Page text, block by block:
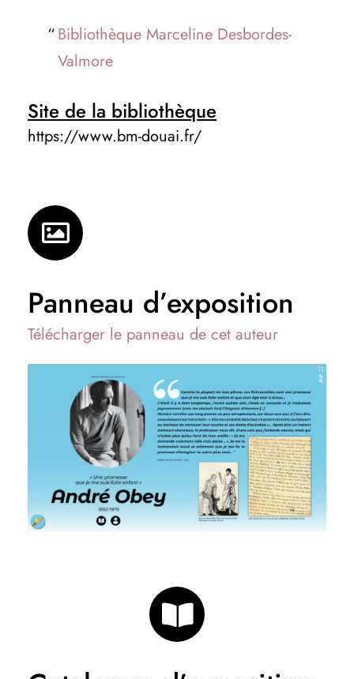
Bibliothèque Marceline Desbordes-
Valmore
Site de la bibliothèque
https://www.bm-douai.fr/
Panneau d’exposition
Télécharger le panneau de cet auteur